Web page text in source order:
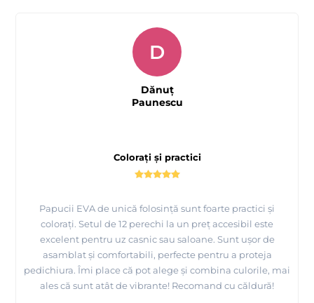
Colorați și practici
Papucii EVA de unică folosință sunt foarte practici și
colorați. Setul de 12 perechi la un preț accesibil este
excelent pentru uz casnic sau saloane. Sunt ușor de
asamblat și comfortabili, perfecte pentru a proteja
pedichiura. Îmi place că pot alege și combina culorile, mai
ales că sunt atât de vibrante! Recomand cu căldură!
D
Dănuț
Paunescu